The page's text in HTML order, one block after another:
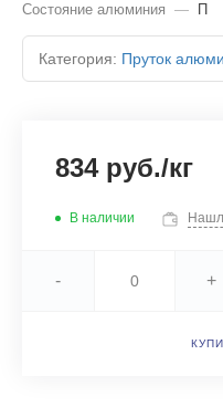
Состояние алюминия — П
Категория: Пруток
834 руб./кг
В наличии
- +